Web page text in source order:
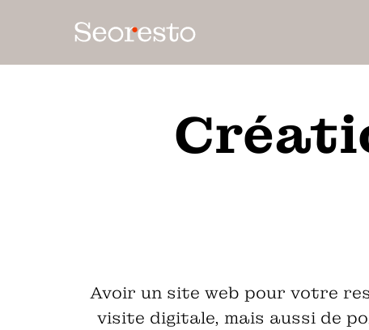
Avoir un site web pour votre
visite digitale, mais aussi de